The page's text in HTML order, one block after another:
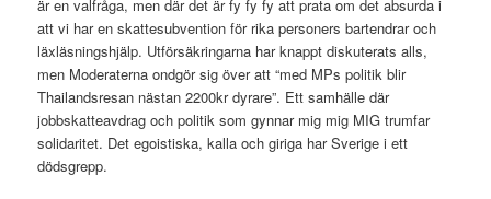
är en valfråga, men där det är fy fy fy att prata om det absurda i
att vi har en skattesubvention för rika personers bartendrar och
läxläsningshjälp. Utförsäkringarna har knappt diskuterats alls,
men Moderaterna ondgör sig över att “med MPs politik blir
Thailandsresan nästan 2200kr dyrare”. Ett samhälle där
jobbskatteavdrag och politik som gynnar mig mig MIG trumfar
solidaritet. Det egoistiska, kalla och giriga har Sverige i ett
dödsgrepp.